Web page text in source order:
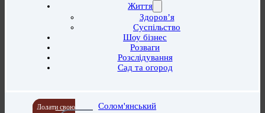
Життя
Здоров’я
Суспільство
Шоу бізнес
Розваги
Розслідування
Сад та огород
Додати свою
Солом'янський